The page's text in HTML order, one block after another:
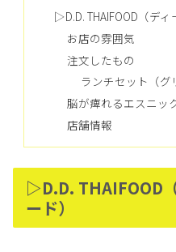
▷D.D. THAIFOOD（ディ
お店の雰囲気
注文したもの
ランチセット（グ
脳が痺れるエスニッ
店舗情報
▷D.D. THAIFOOD
ード）